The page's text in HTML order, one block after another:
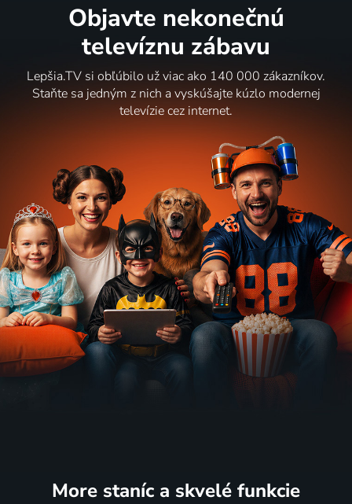
Objavte nekonečnú
televíznu zábavu
Lepšia.TV si obľúbilo už viac ako 140 000 zákazníkov.
Staňte sa jedným z nich a vyskúšajte kúzlo modernej
televízie cez internet.
More staníc a skvelé funkcie